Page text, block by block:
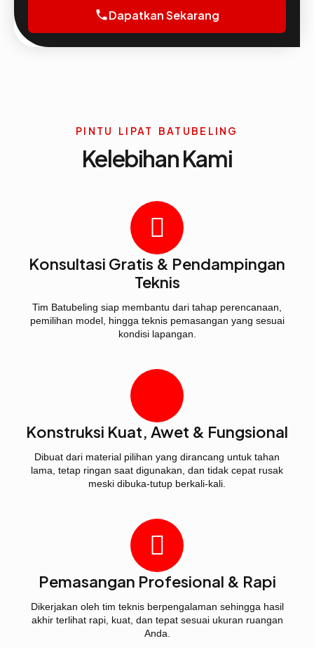
phoneDapatkan Sekarang
PINTU LIPAT BATUBELING
Kelebihan Kami
Konsultasi Gratis & Pendampingan
Teknis
Tim Batubeling siap membantu dari tahap perencanaan,
pemilihan model, hingga teknis pemasangan yang sesuai
kondisi lapangan.
Konstruksi Kuat, Awet & Fungsional
Dibuat dari material pilihan yang dirancang untuk tahan
lama, tetap ringan saat digunakan, dan tidak cepat rusak
meski dibuka-tutup berkali-kali.
Pemasangan Profesional & Rapi
Dikerjakan oleh tim teknis berpengalaman sehingga hasil
akhir terlihat rapi, kuat, dan tepat sesuai ukuran ruangan
Anda.